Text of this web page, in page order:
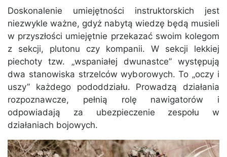
Doskonalenie umiejętności instruktorskich jest
niezwykle ważne, gdyż nabytą wiedzę będą musieli
w przyszłości umiejętnie przekazać swoim kolegom
z sekcji, plutonu czy kompanii. W sekcji lekkiej
piechoty tzw. „wspaniałej dwunastce” występują
dwa stanowiska strzelców wyborowych. To „oczy i
uszy” każdego pododdziału. Prowadzą działania
rozpoznawcze, pełnią rolę nawigatorów i
odpowiadają za ubezpieczenie zespołu w
działaniach bojowych.